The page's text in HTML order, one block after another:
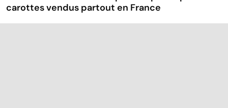
carottes vendus partout en France